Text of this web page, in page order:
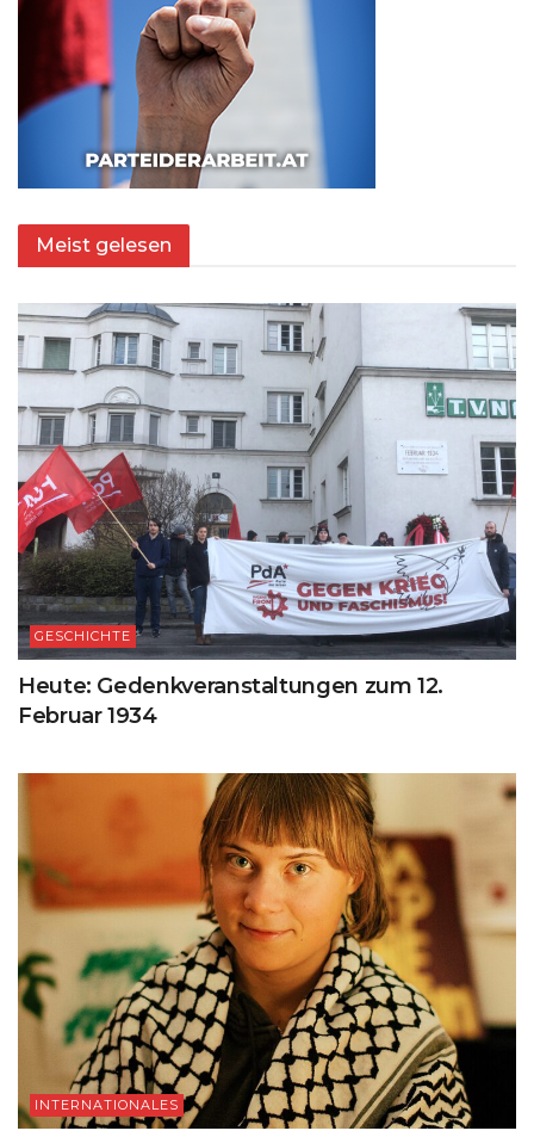
Meist gelesen
GESCHICHTE
Heute: Gedenkveranstaltungen zum 12.
Februar 1934
INTERNATIONALES